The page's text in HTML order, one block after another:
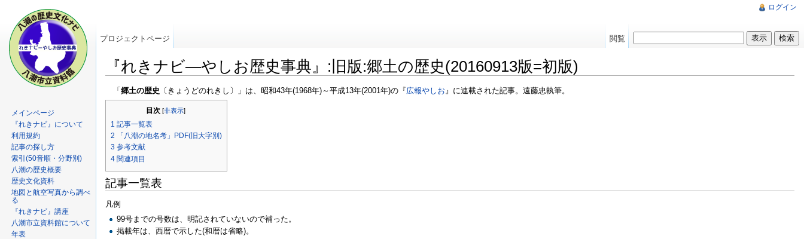
『れきナビ―やしお歴史事典』:旧版:郷土の歴史(20160913版=初版)
「 郷土の歴史 〔きょうどのれきし〕」は、昭和43年(1968年)～平成13年(2001年)の『広報やしお』に連載された記事。遠藤忠執筆。
目次[非表示]
1 記事一覧表
2
「八潮の地名考」PDF(旧大字別)
3 参考文献
4 関連項目
記事一覧表
凡例
99号までの号数は、明記されていないので補った。
掲載年は、西暦で示した(和暦は省略)。
ログイン
プロジェクトページ 閲覧
メインページ
『れきナビ』について
利用規約
記事の探し方
索引(50音順・分野別)
八潮の歴史概要
歴史文化資料
地図と航空写真から調べ
る
『れきナビ』講座
八潮市立資料館について
年表